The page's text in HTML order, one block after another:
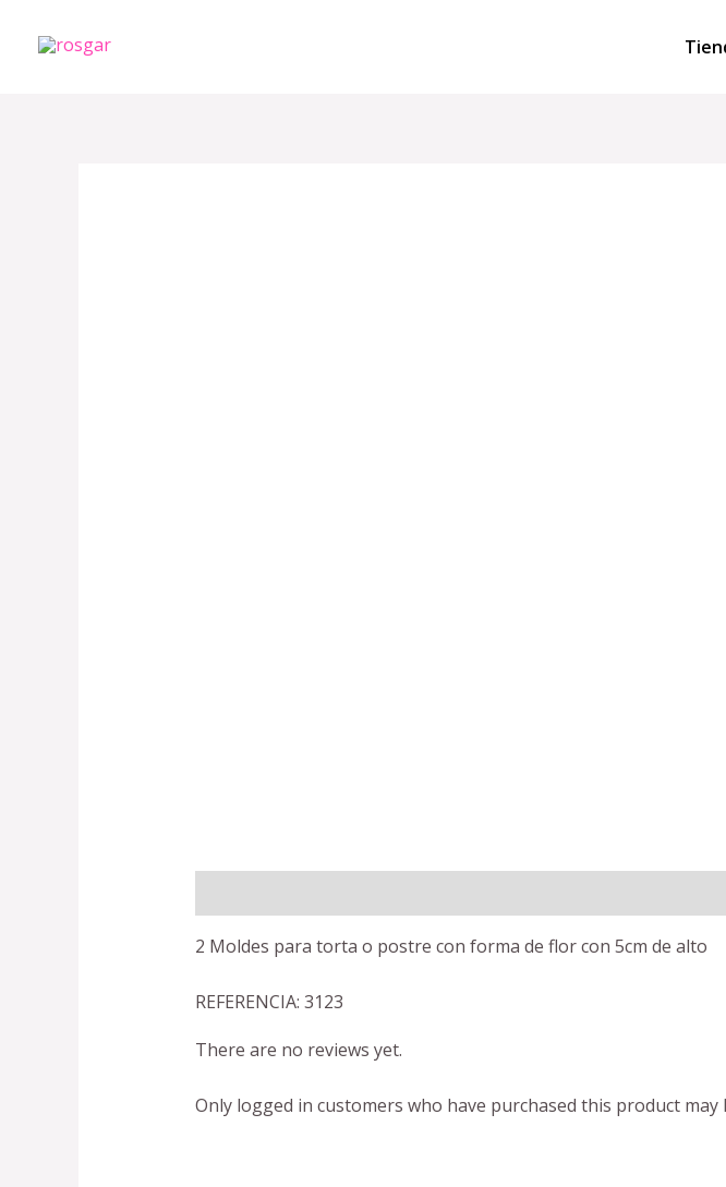
2 Moldes para torta o postre con forma de flor con 5cm de alto
REFERENCIA: 3123
There are no reviews yet.
Only logged in customers who have purchased this product may